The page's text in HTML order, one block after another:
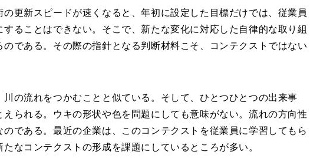
更新スピードが速くなると、年初に設定した目標だけでは、従業員
ることはできない。そこで、新たな変化に対応した自律的な取り組
である。その際の指針となる判断材料こそ、コンテクストではない
の流れをつかむことと似ている。そして、ひとつひとつの出来事
られる。ウキの形状や色を問題にしても意味がない。流れの方向性
である。最近の企業は、このコンテクストを従業員に学習してもら
なコンテクストの形成を課題にしているところが多い。